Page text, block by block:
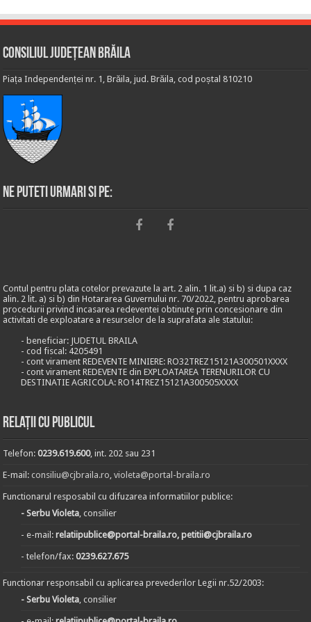
Consiliul Județean Brăila
Piața Independenței nr. 1, Brăila, jud. Brăila, cod poștal 810210
Ne puteti urmari si pe:
Contul pentru plata cotelor prevazute la art. 2 alin. 1 lit.a) si b) si dupa caz
alin. 2 lit. a) si b) din Hotararea Guvernului nr. 70/2022, pentru aprobarea
procedurii privind incasarea redeventei obtinute prin concesionare din
activitati de exploatare a resurselor de la suprafata ale statului:
- beneficiar: JUDETUL BRAILA
- cod fiscal: 4205491
- cont virament REDEVENTE MINIERE: RO32TREZ15121A300501XXXX
- cont virament REDEVENTE din EXPLOATAREA TERENURILOR CU
DESTINATIE AGRICOLA: RO14TREZ15121A300505XXXX
Relații cu publicul
Telefon:0239.619.600, int. 202 sau 231
E-mail:consiliu@cjbraila.ro ,violeta@portal-braila.ro
Functionarul resposabil cu difuzarea informatiilor publice:
- Serbu Violeta , consilier
- e-mail:relatiipublice@portal-braila.ro, petitii@cjbraila.ro
- telefon/fax:0239.627.675
Functionar responsabil cu aplicarea prevederilor Legii nr.52/2003:
- Serbu Violeta , consilier